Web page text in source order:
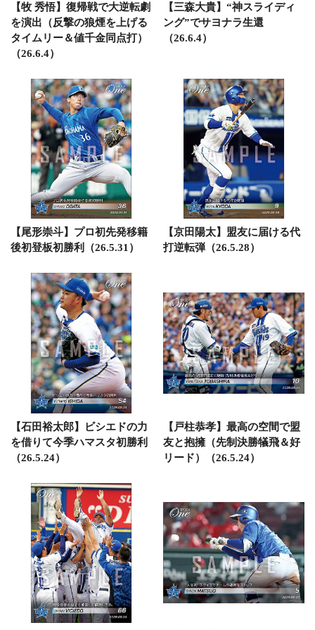
【牧 秀悟】復帰戦で大逆転劇
を演出（反撃の狼煙を上げる
タイムリー＆値千金同点打）
（26.6.4）
【三森大貴】“神スライディ
ング”でサヨナラ生還
（26.6.4）
【尾形崇斗】プロ初先発移籍
後初登板初勝利（26.5.31）
【京田陽太】盟友に届ける代
打逆転弾（26.5.28）
【石田裕太郎】ビシエドの力
を借りて今季ハマスタ初勝利
（26.5.24）
【戸柱恭孝】最高の空間で盟
友と抱擁（先制決勝犠飛＆好
リード）（26.5.24）